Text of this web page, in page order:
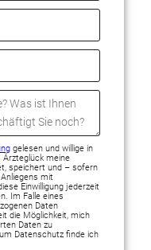
gelesen und willige in
Ärzteglück meine
speichert und – sofern
mit
Einwilligung jederzeit
Im Falle eines
Daten
die Möglichkeit, mich
Daten zu
Datenschutz finde ich